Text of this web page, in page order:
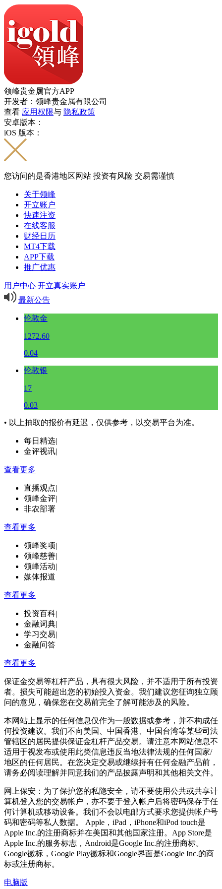
领峰贵金属官方APP
开发者：领峰贵金属有限公司
查看 应用权限与 隐私政策
安卓版本：
iOS 版本：
您访问的是香港地区网站 投资有风险 交易需谨慎
关于领峰
开立账户
快速注资
在线客服
财经日历
MT4下载
APP下载
推广优惠
用户中心 开立真实账户
最新公告
伦敦金
1272.60
0.04
伦敦银
17
0.03
• 以上抽取的报价有延迟，仅供参考，以交易平台为准。
每日精选|
金评视讯|
查看更多
直播观点|
领峰金评|
非农部署
查看更多
领峰奖项|
领峰慈善|
领峰活动|
媒体报道
查看更多
投资百科|
金融词典|
学习交易|
金融问答
查看更多
保证金交易等杠杆产品，具有很大风险，并不适用于所有投资
者。损失可能超出您的初始投入资金。我们建议您征询独立顾
问的意见，确保您在交易前完全了解可能涉及的风险。
本网站上显示的任何信息仅作为一般数据或参考，并不构成任
何投资建议。我们不向美国、中国香港、中国台湾等某些司法
管辖区的居民提供保证金杠杆产品交易。请注意本网站信息不
适用于视发布或使用此类信息违反当地法律法规的任何国家/
地区的任何居民。在您决定交易或继续持有任何金融产品前，
请务必阅读理解并同意我们的产品披露声明和其他相关文件。
网上保安：为了保护您的私隐安全，请不要使用公共或共享计
算机登入您的交易帐户，亦不要于登入帐户后将密码保存于任
何计算机或移动设备。我们不会以电邮方式要求您提供帐户号
码和密码等私人数据。 Apple，iPad，iPhone和iPod touch是
Apple Inc.的注册商标并在美国和其他国家注册。App Store是
Apple Inc.的服务标志，Android是Google Inc.的注册商标。
Google徽标，Google Play徽标和Google界面是Google Inc.的商
标或注册商标。
电脑版